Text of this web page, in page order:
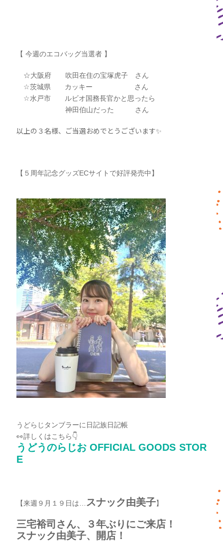
【 今週のエコバッグ当選者 】
☆大阪府 吹田在住の宝塚虎子 さん
☆茨城県 カッキー さん
☆水戸市 ルビオ国務長官かと思ったら
神田伯山だった さん
以上の３名様、ご当選おめでとうございます✨
【５周年記念グッズECサイトで好評発売中】
うどらじタンブラーに日記族日記帳
👀詳しくはこちら👇
うどうのらじお OFFICIAL GOODS STOR
E
【来週９月１９日は… スナック由美子】
三宅裕司さん、３年ぶりにご来店！
スナック由美子、開店！